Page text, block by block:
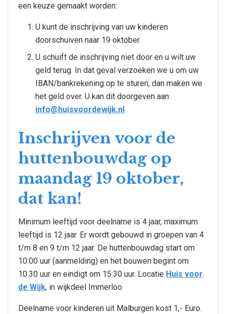
een keuze gemaakt worden:
U kunt de inschrijving van uw kinderen
doorschuiven naar 19 oktober.
U schuift de inschrijving niet door en u wilt uw
geld terug. In dat geval verzoeken we u om uw
IBAN/bankrekening op te sturen, dan maken we
het geld over. U kan dit doorgeven aan
info@huisvoordewijk.nl
Inschrijven voor de
huttenbouwdag op
maandag 19 oktober,
dat kan!
Minimum leeftijd voor deelname is 4 jaar, maximum
leeftijd is 12 jaar. Er wordt gebouwd in groepen van 4
t/m 8 en 9 t/m 12 jaar. De huttenbouwdag start om
10:00 uur (aanmelding) en het bouwen begint om
10.30 uur en eindigt om 15:30 uur. Locatie Huis voor
de Wijk, in wijkdeel Immerloo.
Deelname voor kinderen uit Malburgen kost 1,- Euro.